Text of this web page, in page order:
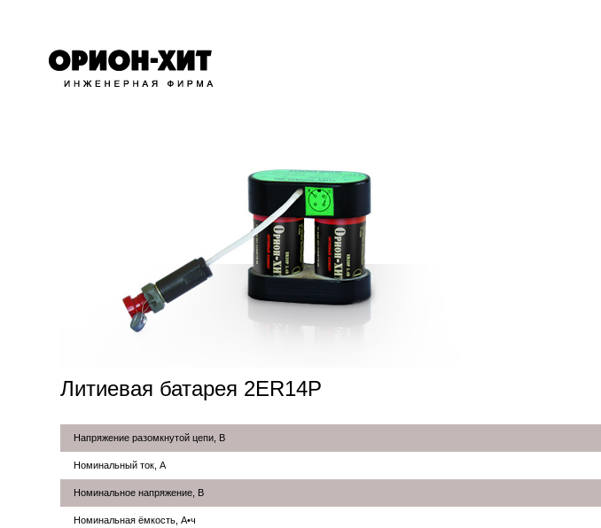
Литиевая батарея 2ER14P
Напряжение разомкнутой цепи, В
Номинальный ток, А
Номинальное напряжение, В
Номинальная ёмкость, А•ч